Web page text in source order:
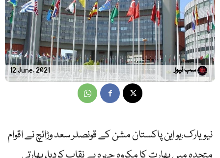
12 June, 2021 سب نیوز
نیویارک،یو این پاکستان مشن کے قونصلر سعد وڑائچ نے اقوام